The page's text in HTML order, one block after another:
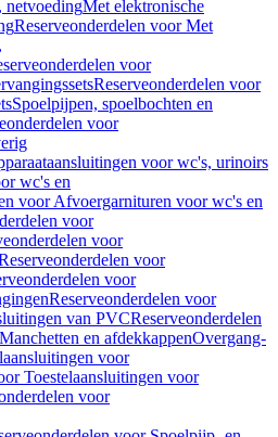
netvoedingMet elektronische
Reserveonderdelen voor Met
voor
Reserveonderdelen voor
Spoelpijpen, spoelbochten en
voor
voor wc's, urinoirs
wc's en
voor Afvoergarnituren voor wc's en
voor
voor
voor
voor
Reserveonderdelen voor
van PVCReserveonderdelen
Manchetten en afdekkappenOvergang-
voor
Toestelaansluitingen voor
voor